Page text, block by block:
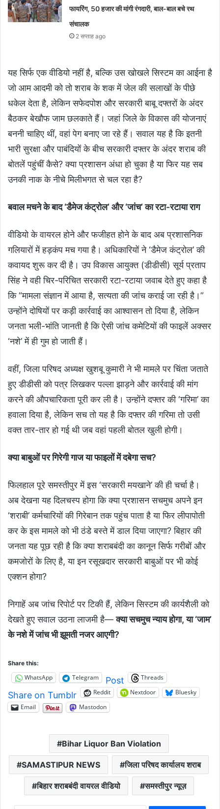
फायरिंग, 50 हजार की मांगी रंगदारी, बाल-बाल बचे रथ
संचालक
2 सप्ताह ago
यह सिर्फ एक वीडियो नहीं है, बल्कि उस खोखले सिस्टम का आईना है
जो आम आदमी को तो शराब के शक में जेल की सलाखों के पीछे
धकेल देता है, लेकिन सफेदपोश और सरकारी बाबू दफ्तरों के अंदर
बैठकर बेखौफ जाम छलकाते हैं। जहां जिले के विकास की योजनाएं
बननी चाहिए थीं, वहां पेग बनाए जा रहे हैं। सवाल यह है कि इतनी
भारी सुरक्षा और पाबंदियों के बीच सरकारी दफ्तर के अंदर शराब की
बोतलें पहुंचीं कैसे? क्या प्रशासन अंधा हो चुका है या फिर यह सब
उनकी नाक के नीचे मिलीभगत से चल रहा है?
बवाल मचने के बाद ‘डैमेज कंट्रोल’ और ‘जांच’ का रटा-रटाया राग
वीडियो के वायरल होने और फजीहत होने के बाद अब प्रशासनिक
गलियारों में हड़कंप मच गया है। अधिकारियों ने ‘डैमेज कंट्रोल’ की
कवायद शुरू कर दी है। उप विकास आयुक्त (डीडीसी) सूर्य प्रताप
सिंह ने वही चिर-परिचित सरकारी रटा-रटाया जवाब देते हुए कहा है
कि “मामला संज्ञान में आया है, सत्यता की जांच कराई जा रही है।”
उन्होंने दोषियों पर कड़ी कार्रवाई का आश्वासन तो दिया है, लेकिन
जनता भली-भांति जानती है कि ऐसी जांच कमेटियों की फाइलें अक्सर
‘नशे’ में ही गुम हो जाती हैं।
वहीं, जिला परिषद अध्यक्ष खुशबू कुमारी ने भी मामले पर चिंता जताते
हुए डीडीसी को पत्र लिखकर पल्ला झाड़ने और कार्रवाई की मांग
करने की औपचारिकता पूरी कर ली है। उन्होंने दफ्तर की ‘गरिमा’ का
हवाला दिया है, लेकिन सच तो यह है कि दफ्तर की गरिमा तो उसी
वक्त तार-तार हो गई थी जब वहां पहली बोतल खुली होगी।
क्या बाबुओं पर गिरेगी गाज या फाइलों में दबेगा सच?
फिलहाल पूरे समस्तीपुर में इस ‘सरकारी मयखाने’ की ही चर्चा है।
अब देखना यह दिलचस्प होगा कि क्या प्रशासन सचमुच अपने इन
‘शराबी’ कर्मचारियों की गिरेबान तक पहुंच पाता है या फिर लीपापोती
कर के इस मामले को भी ठंडे बस्ते में डाल दिया जाएगा? बिहार की
जनता यह पूछ रही है कि क्या शराबबंदी का कानून सिर्फ गरीबों और
कमजोरों के लिए है, या इन रसूखदार सरकारी बाबुओं पर भी कोई
एक्शन होगा?
निगाहें अब जांच रिपोर्ट पर टिकी हैं, लेकिन सिस्टम की कार्यशैली को
देखते हुए सवाल उठना लाजमी है—क्या सचमुच न्याय होगा, या ‘जाम’
के नशे में जांच भी झूमती नजर आएगी?
Share this:
WhatsApp Telegram Post Threads
Share on Tumblr Reddit Nextdoor
Bluesky
Email
Mastodon
Bihar Liquor Ban Violation
SAMASTIPUR NEWS जिला परिषद कार्यालय शराब
बिहार शराबबंदी वायरल वीडियो समस्तीपुर न्यूज़